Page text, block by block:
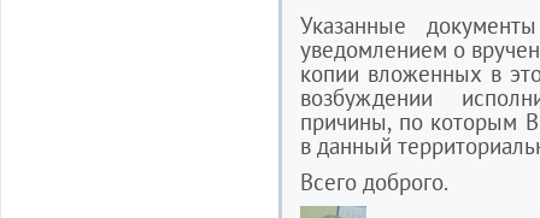
Указанные
уведомлением о
копии вложенных в
возбуждении
причины, по которым
в данный
Всего доброго.